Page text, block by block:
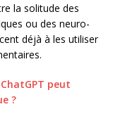
la solitude des
ou des neuro-
déjà à les utiliser
peut
?